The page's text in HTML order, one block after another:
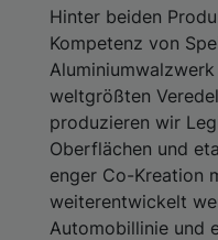
Hinter beiden
Kompetenz von
weltgrößten
produzieren wir
Oberflächen und
enger Co-Kreation
weiterentwickelt
Automobillinie und